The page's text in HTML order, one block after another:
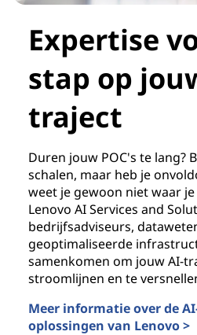
Expertise
stap op
traject
Duren jouw POC's te lang?
schalen, maar heb je
weet je gewoon niet waar
Lenovo AI Services and
bedrijfsadviseurs,
geoptimaliseerde
samenkomen om jouw AI-
stroomlijnen en te
Meer informatie over de
oplossingen van Lenovo >